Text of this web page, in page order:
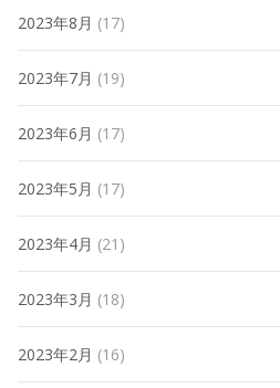
2023年8月 (17)
2023年7月 (19)
2023年6月 (17)
2023年5月 (17)
2023年4月 (21)
2023年3月 (18)
2023年2月 (16)